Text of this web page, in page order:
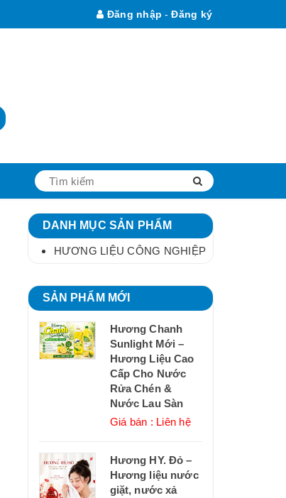
Đăng nhập - Đăng ký
DANH MỤC SẢN PHẨM
HƯƠNG LIỆU CÔNG NGHIỆP
SẢN PHẨM MỚI
Hương Chanh
Sunlight Mới –
Hương Liệu Cao
Cấp Cho Nước
Rửa Chén &
Nước Lau Sàn
Giá bán : Liên hệ
Hương HY. Đỏ –
Hương liệu nước
giặt, nước xả